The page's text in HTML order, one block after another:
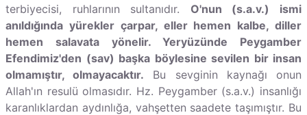
terbiyecisi, ruhlarının sultanıdır. O'nun (s.a.v.) ismi
anıldığında yürekler çarpar, eller hemen kalbe, diller
hemen salavata yönelir. Yeryüzünde Peygamber
Efendimiz'den (sav) başka böylesine sevilen bir insan
olmamıştır, olmayacaktır. Bu sevginin kaynağı onun
Allah'ın resulü olmasıdır. Hz. Peygamber (s.a.v.) insanlığı
karanlıklardan aydınlığa, vahşetten saadete taşımıştır. Bu